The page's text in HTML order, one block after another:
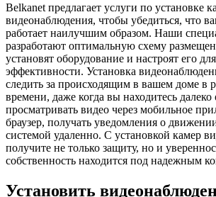
Belkanet предлагает услуги по установке
видеонаблюдения, чтобы убедиться, что
работает наилучшим образом. Наши
разработают оптимальную схему
установят оборудование и настроят его
эффективности. Установка
следить за происходящим в вашем доме в
времени, даже когда вы находитесь
просматривать видео через мобильное
браузер, получать уведомления о
системой удаленно. С установкой камер
получите не только защиту, но и
собственность находится под надежным
Установить